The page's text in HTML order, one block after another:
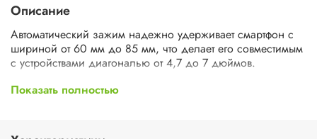
Описание
Автоматический зажим надежно удерживает смартфон с
шириной от 60 мм до 85 мм, что делает его совместимым
с устройствами диагональю от 4,7 до 7 дюймов.
Автоматический зажим, который позволяет легко
Показать полностью